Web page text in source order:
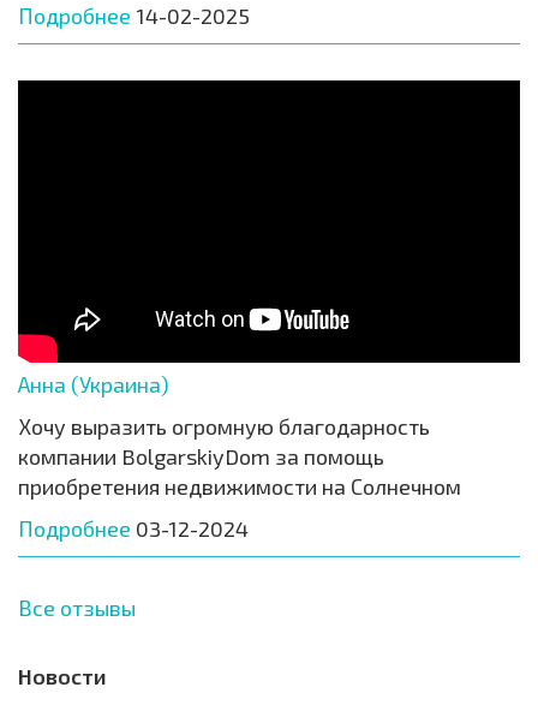
Подробнее 14-02-2025
Анна (Украина)
Хочу выразить огромную благодарность
компании BolgarskiyDom за помощь
приобретения недвижимости на Солнечном
Подробнее 03-12-2024
Все отзывы
Новости